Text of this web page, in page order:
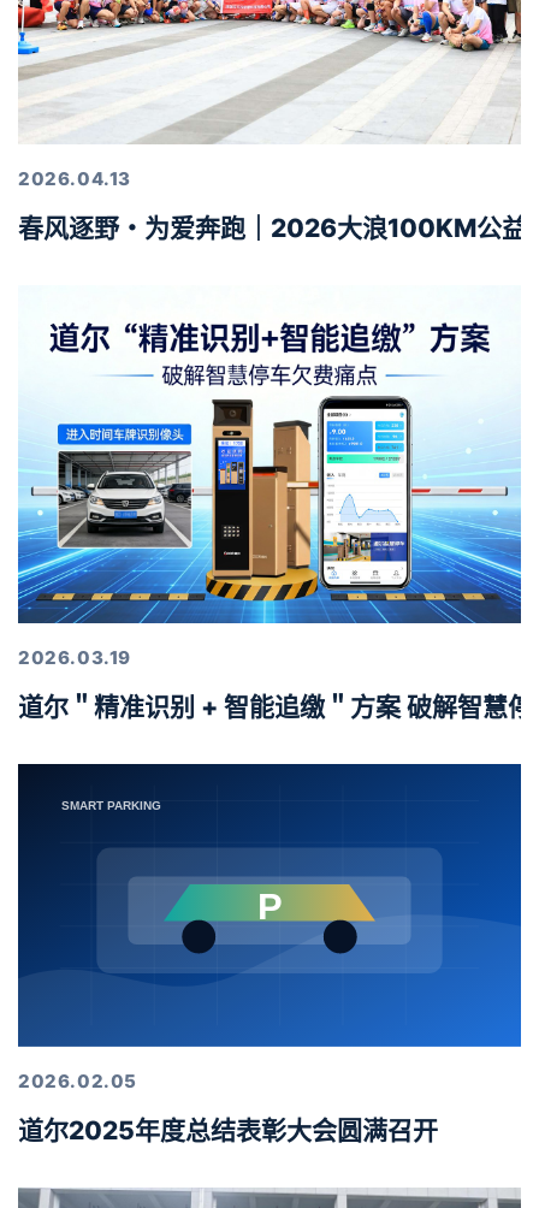
2026.04.13
春风逐野・为爱奔跑｜2026大浪100KM公益
2026.03.19
道尔＂精准识别 + 智能追缴＂方案 破解智慧
2026.02.05
道尔2025年度总结表彰大会圆满召开